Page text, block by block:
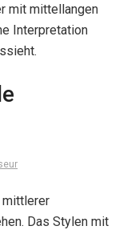
mit mittellangen
Interpretation
mittlerer
Das Stylen mit